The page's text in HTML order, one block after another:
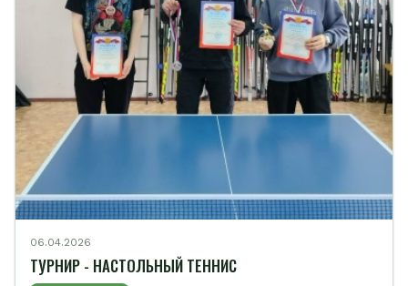
06.04.2026
ТУРНИР - НАСТОЛЬНЫЙ ТЕННИС